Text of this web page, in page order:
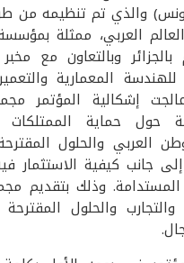
والذي تم تنظيمه من
العربي، ممثلة بمؤسسة
بالجزائر وبالتعاون مع
للهندسة المعمارية
إشكالية المؤتمر
حول حماية الممتلكات
العربي والحلول
جانب كيفية الاستثمار
المستدامة. وذلك بتقديم
والتجارب والحلول